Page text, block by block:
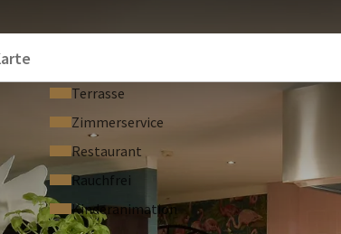
Terrasse
Zimmerservice
Restaurant
Rauchfrei
Kinderanimation